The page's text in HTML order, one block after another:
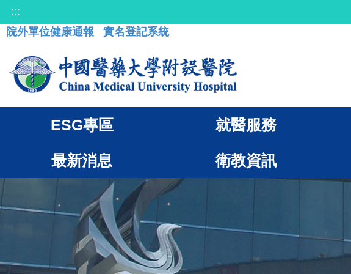
:::
院外單位健康通報
實名登記系統
ESG專區 就醫服務
最新消息 衛教資訊